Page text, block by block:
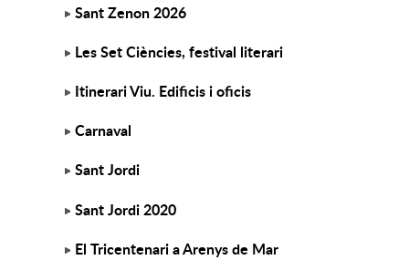
Sant Zenon 2026
Les Set Ciències, festival literari
Itinerari Viu. Edificis i oficis
Carnaval
Sant Jordi
Sant Jordi 2020
El Tricentenari a Arenys de Mar